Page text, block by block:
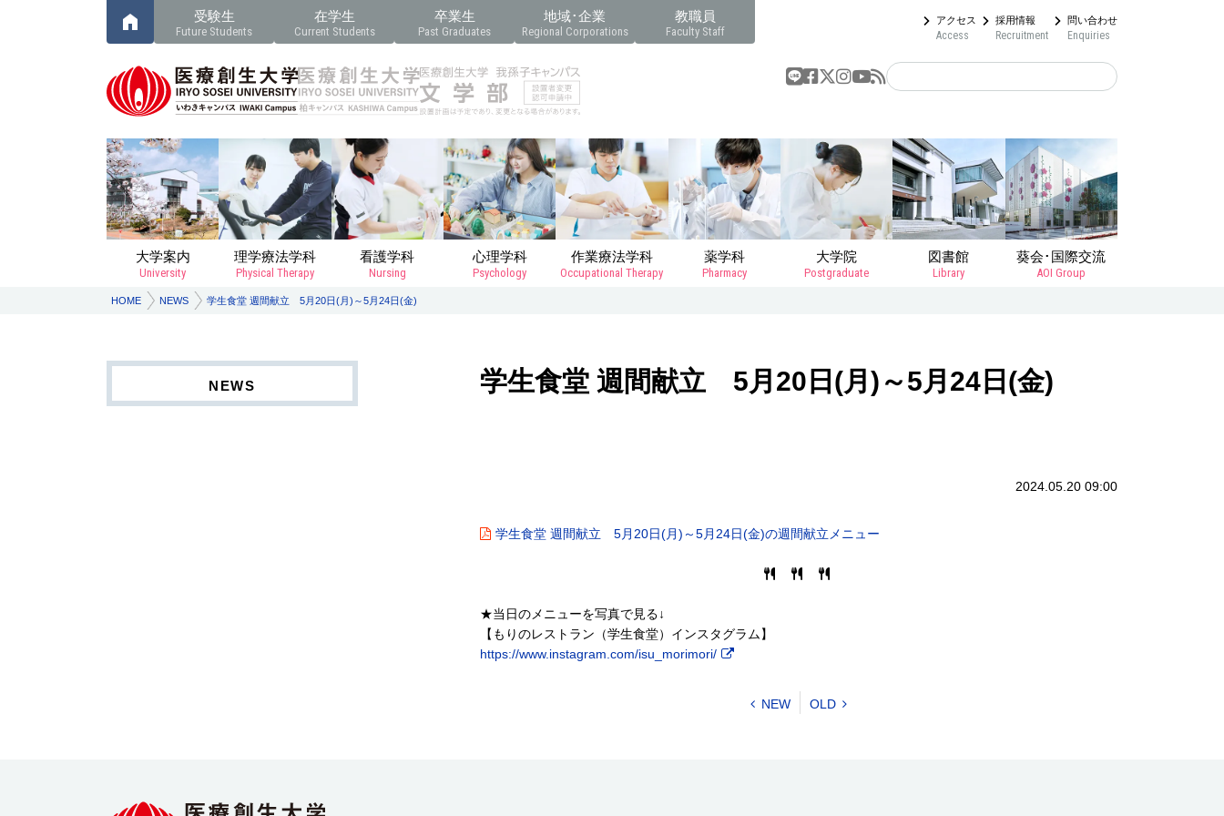
受験生
Future Students
在学生
Current Students
卒業生
Past Graduates
地域･企業
Regional Corporations
教職員
Faculty Staff
アクセス
Access
採用情報
Recruitment
問い合わせ
Enquiries
大学案内
University
理学療法学科
Physical Therapy
看護学科
Nursing
心理学科
Psychology
作業療法学科
Occupational Therapy
薬学科
Pharmacy
大学院
Postgraduate
図書館
Library
葵会･国際交流
AOI Group
HOME NEWS 学生食堂 週間献立 5月20日(月)～5月24日(金)
学生食堂 週間献立 5月20日(月)～5月24日(金)
2024.05.20 09:00
学生食堂 週間献立 5月20日(月)～5月24日(金)の週間献立メニュー
★当日のメニューを写真で見る↓
【もりのレストラン（学生食堂）インスタグラム】
https://www.instagram.com/isu_morimori/
NEW OLD
NEWS